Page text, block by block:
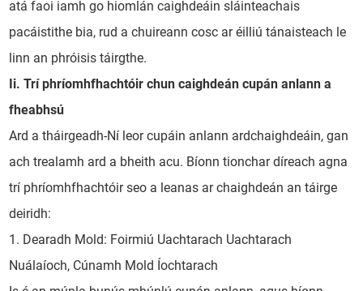
atá faoi iamh go hiomlán caighdeáin sláinteachais
pacáistithe bia, rud a chuireann cosc ​​ar éilliú tánaisteach le
linn an phróisis táirgthe.
Ii. Trí phríomhfhachtóir chun caighdeán cupán anlann a
fheabhsú
Ard a tháirgeadh-Ní leor cupáin anlann ardchaighdeáin, gan
ach trealamh ard a bheith acu. Bíonn tionchar díreach agna
trí phríomhfhachtóir seo a leanas ar chaighdeán an táirge
deiridh:
1. Dearadh Mold: Foirmiú Uachtarach Uachtarach
Nuálaíoch, Cúnamh Mold Íochtarach